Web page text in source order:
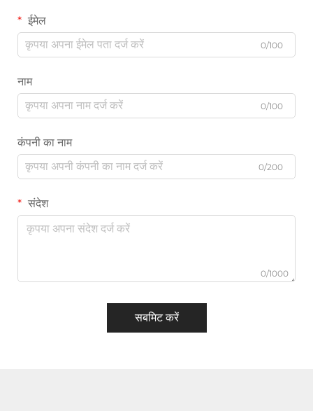
ईमेल
0/100
नाम
0/100
कंपनी का नाम
0/200
संदेश
0/1000
सबमिट करें